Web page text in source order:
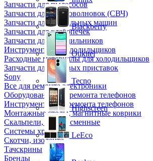
Запчасти для пылесосов
Запчасти для микроволновок (СВЧ)
Запчасти для стиральных машин
Запчасти для хлебопечек
Запчасти для холодильников
Инструмент для холодильщиков
Расходные материалы для холодильщиков
Запчасти для игровых приставок
Sony
Все для ремонта электроники
Оборудование для ремонта телефонов
Инструменты для ремонта телефонов
Монтажные столы, магнитные коврики
Скальпели, лезвия сменные
Системы хранения
Скотчи, изолента
Тачскрины
Бренды
Blackberry
Oukitel
Tecno
Highscreen
LeEco